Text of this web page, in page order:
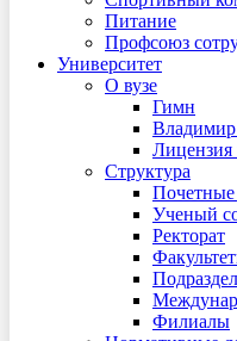
Питание
Профсоюз
Университет
О вузе
Гимн
Лицензия
Структура
Почетные
Ученый
Ректорат
Филиалы